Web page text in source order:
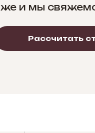
и мы
Рассчитать